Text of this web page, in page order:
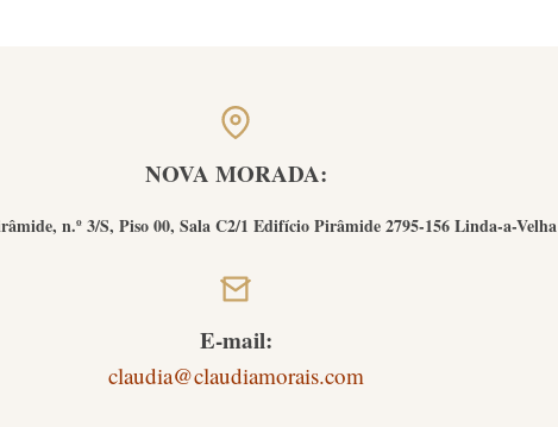
NOVA MORADA:
n.º 3/S, Piso 00, Sala C2/1 Edifício Pirâmide 2795-156 Linda-a-Velha
E-mail:
claudia@claudiamorais.com